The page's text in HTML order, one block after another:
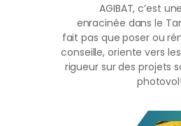
AGIBAT, c’est
enracinée dans le
fait pas que poser ou
conseille, oriente vers
rigueur sur des projets